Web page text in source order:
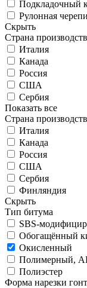
Подкладочный
Рулонная
Скрыть
Страна
Италия
Канада
Россия
США
Сербия
Показать все
Страна
Италия
Канада
Россия
США
Сербия
Финляндия
Скрыть
Тип битума
SBS-
Обогащённый
Окисленный
Полимерный,
Полиэстер
Форма нарезки